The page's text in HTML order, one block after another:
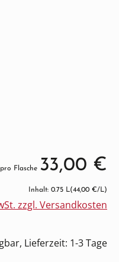
pro Flasche 33,00 €
Inhalt: 0.75 L(44,00 €/L)
zzgl. Versandkosten
Lieferzeit: 1-3 Tage